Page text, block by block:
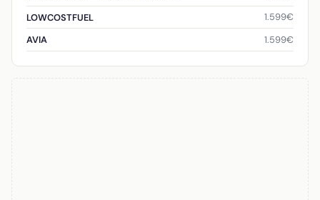
LOWCOSTFUEL
1.599€
AVIA
1.599€